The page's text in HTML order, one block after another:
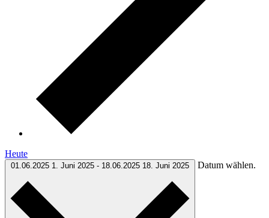
Heute
01.06.2025 1. Juni 2025 - 18.06.2025 18. Juni 2025 Datum wählen.